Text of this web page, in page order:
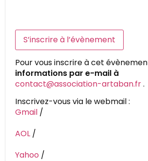
S’inscrire à l’évènement
Pour vous inscrire à cet
informations par e-mail à
contact@association-artaban.fr.
Inscrivez-vous via le webmail :
Gmail /
AOL /
Yahoo /